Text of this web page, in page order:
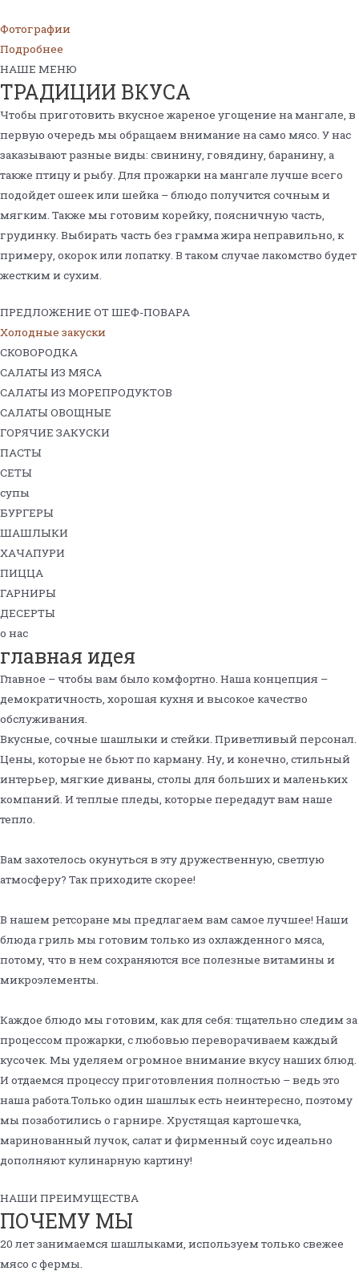
Фотографии
Подробнее
НАШЕ МЕНЮ
ТРАДИЦИИ ВКУСА
Чтобы приготовить вкусное жареное угощение на мангале, в
первую очередь мы обращаем внимание на само мясо. У нас
заказывают разные виды: свинину, говядину, баранину, а
также птицу и рыбу. Для прожарки на мангале лучше всего
подойдет ошеек или шейка – блюдо получится сочным и
мягким. Также мы готовим корейку, поясничную часть,
грудинку. Выбирать часть без грамма жира неправильно, к
примеру, окорок или лопатку. В таком случае лакомство будет
жестким и сухим.
ПРЕДЛОЖЕНИЕ ОТ ШЕФ-ПОВАРА
Холодные закуски
СКОВОРОДКА
САЛАТЫ ИЗ МЯСА
САЛАТЫ ИЗ МОРЕПРОДУКТОВ
САЛАТЫ ОВОЩНЫЕ
ГОРЯЧИЕ ЗАКУСКИ
ПАСТЫ
СЕТЫ
супы
БУРГЕРЫ
ШАШЛЫКИ
ХАЧАПУРИ
ПИЦЦА
ГАРНИРЫ
ДЕСЕРТЫ
о нас
главная идея
Главное – чтобы вам было комфортно. Наша концепция –
демократичность, хорошая кухня и высокое качество
обслуживания.
Вкусные, сочные шашлыки и стейки. Приветливый персонал.
Цены, которые не бьют по карману. Ну, и конечно, стильный
интерьер, мягкие диваны, столы для больших и маленьких
компаний. И теплые пледы, которые передадут вам наше
тепло.
Вам захотелось окунуться в эту дружественную, светлую
атмосферу? Так приходите скорее!
В нашем ретсоране мы предлагаем вам самое лучшее! Наши
блюда гриль мы готовим только из охлажденного мяса,
потому, что в нем сохраняются все полезные витамины и
микроэлементы.
Каждое блюдо мы готовим, как для себя: тщательно следим за
процессом прожарки, с любовью переворачиваем каждый
кусочек. Мы уделяем огромное внимание вкусу наших блюд.
И отдаемся процессу приготовления полностью – ведь это
наша работа.Только один шашлык есть неинтересно, поэтому
мы позаботились о гарнире. Хрустящая картошечка,
маринованный лучок, салат и фирменный соус идеально
дополняют кулинарную картину!
НАШИ ПРЕИМУЩЕСТВА
ПОЧЕМУ МЫ
20 лет занимаемся шашлыками, используем только свежее
мясо с фермы.